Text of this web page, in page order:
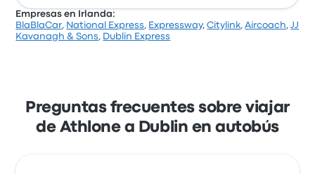
Empresas en Irlanda:
BlaBlaCar, National Express, Expressway,Citylink,Aircoach, JJ
Kavanagh & Sons, Dublin Express
Preguntas frecuentes sobre viajar
de Athlone a Dublin en autobús